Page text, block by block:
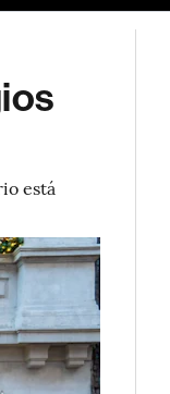
está